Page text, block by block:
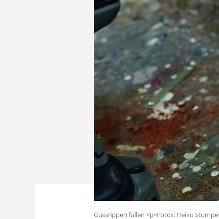
Gussrippen füllen <p>Fotos: Heiko